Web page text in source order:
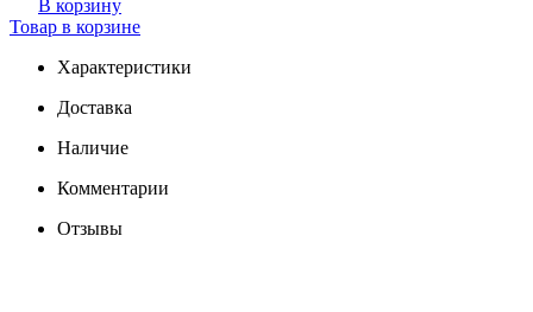
В корзину
Товар в корзине
Характеристики
Доставка
Наличие
Комментарии
Отзывы